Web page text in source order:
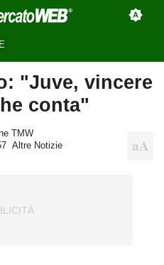
"Juve, vincere
conta"
TMW
Altre Notizie